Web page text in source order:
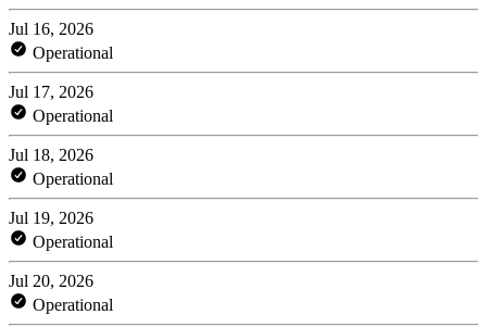
Jul 16, 2026
Operational
Jul 17, 2026
Operational
Jul 18, 2026
Operational
Jul 19, 2026
Operational
Jul 20, 2026
Operational